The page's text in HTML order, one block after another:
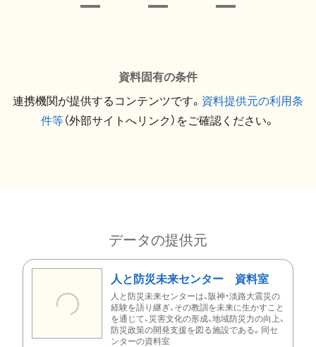
資料固有の条件
連携機関が提供するコンテンツです。 資料提供元の利用条
件等（外部サイトへリンク）をご確認ください。
データの提供元
人と防災未来センター 資料室
人と防災未来センターは、阪神・淡路大震災の
経験を語り継ぎ、その教訓を未来に生かすこと
を通じて、災害文化の形成、地域防災力の向上、
防災政策の開発支援を図る施設である。同セ
ンターの資料室